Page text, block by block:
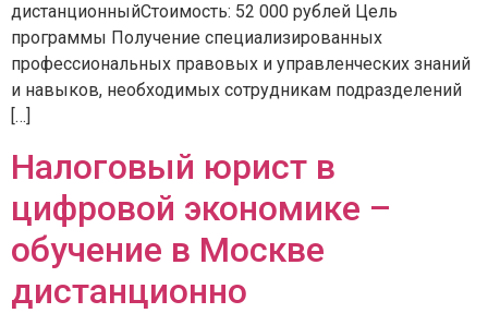
дистанционныйСтоимость: 52 000 рублей Цель
программы Получение специализированных
профессиональных правовых и управленческих знаний
и навыков, необходимых сотрудникам подразделений
[…]
Налоговый юрист в
цифровой экономике –
обучение в Москве
дистанционно